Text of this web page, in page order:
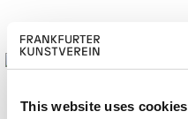
This website uses cookies